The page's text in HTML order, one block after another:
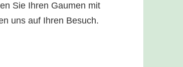
Sie Ihren Gaumen mit
uns auf Ihren Besuch.